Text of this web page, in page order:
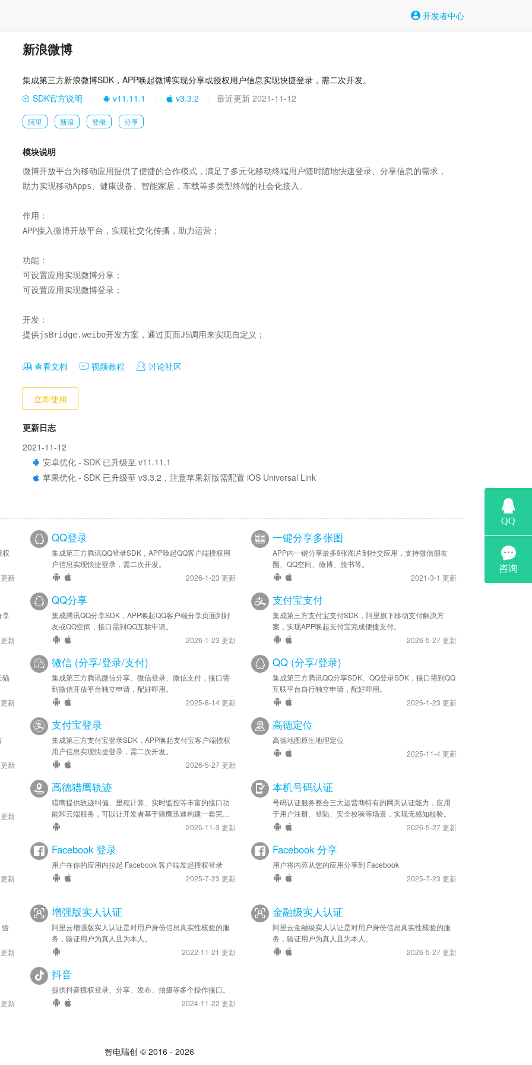
开发者中心
新浪微博
集成第三方新浪微博SDK，APP唤起微博实现分享或授权用户信息实现快捷登录，需二次开发。
SDK官方说明
v11.11.1 v3.3.2 最近更新 2021-11-12
阿里 新浪 登录 分享
模块说明
微博开放平台为移动应用提供了便捷的合作模式，满足了多元化移动终端用户随时随地快速登录、分享信息的需求，
助力实现移动Apps、健康设备、智能家居，车载等多类型终端的社会化接入。
作用：
APP接入微博开放平台，实现社交化传播，助力运营；
功能：
可设置应用实现微博分享；
可设置应用实现微博登录；
开发：
提供jsBridge.weibo开发方案，通过页面JS调用来实现自定义；
查看文档 视频教程 讨论社区
立即使用
更新日志
2021-11-12
安卓优化 - SDK 已升级至 v11.11.1
苹果优化 - SDK 已升级至 v3.3.2，注意苹果新版需配置 iOS Universal Link
权
新
QQ登录
集成第三方腾讯QQ登录SDK，APP唤起QQ客户端授权用
户信息实现快捷登录，需二次开发。
2026-1-23 更新
一键分享多张图
APP内一键分享最多9张图片到社交应用，支持微信朋友
圈、QQ空间、微博、脸书等。
2021-3-1 更新
享
新
QQ分享
集成腾讯QQ分享SDK，APP唤起QQ客户端分享页面到好
友或QQ空间，接口需到QQ互联申请。
2026-1-23 更新
支付宝支付
集成第三方支付宝支付SDK，阿里旗下移动支付解决方
案，实现APP唤起支付宝完成便捷支付。
2026-5-27 更新
猫
新
微信 (分享/登录/支付)
集成第三方腾讯微信分享、微信登录、微信支付，接口需
到微信开放平台独立申请，配好即用。
2025-8-14 更新
QQ (分享/登录)
集成第三方腾讯QQ分享SDK、QQ登录SDK，接口需到QQ
互联平台自行独立申请，配好即用。
2026-1-23 更新
新
支付宝登录
集成第三方支付宝登录SDK，APP唤起支付宝客户端授权
用户信息实现快捷登录，需二次开发。
2026-5-27 更新
高德定位
高德地图原生地理定位
2025-11-4 更新
新
高德猎鹰轨迹
猎鹰提供轨迹纠偏、里程计算、实时监控等丰富的接口功
能和云端服务，可以让开发者基于猎鹰迅速构建一套完全
属于自己的精准、高效的轨迹管理系统，应用于车队管
2025-11-3 更新
本机号码认证
号码认证服务整合三大运营商特有的网关认证能力，应用
于用户注册、登陆、安全校验等场景，实现无感知校验。
2026-5-27 更新
新
Facebook 登录
用户在你的应用内拉起 Facebook 客户端发起授权登录
2025-7-23 更新
Facebook 分享
用户将内容从您的应用分享到 Facebook
2025-7-23 更新
验
新
增强版实人认证
阿里云增强版实人认证是对用户身份信息真实性核验的服
务，验证用户为真人且为本人。
2022-11-21 更新
金融级实人认证
阿里云金融级实人认证是对用户身份信息真实性核验的服
务，验证用户为真人且为本人。
2026-5-27 更新
新
抖音
提供抖音授权登录、分享、发布、拍摄等多个操作接口。
2024-11-22 更新
智电瑞创 © 2016 - 2026